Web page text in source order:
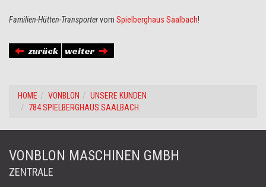
Familien-Hütten-Transportervom Spielberghaus Saalbach!
zurück weiter
HOME VONBLON
UNSERE KUNDEN
784 SPIELBERGHAUS SAALBACH
VONBLON MASCHINEN GMBH
ZENTRALE